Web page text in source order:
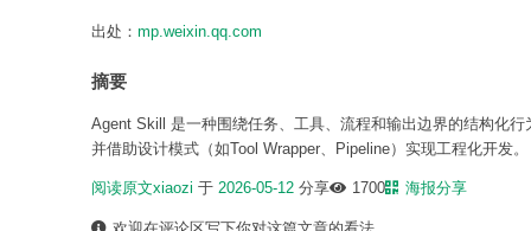
出处： mp.weixin.qq.com
摘要
Agent Skill 是一种围绕任务、工具、流程和输出边界的结构化
并借助设计模式（如Tool Wrapper、Pipeline）实现工程化开发。
阅读原文xiaozi 于 2026-05-12 分享 1700 海报分享